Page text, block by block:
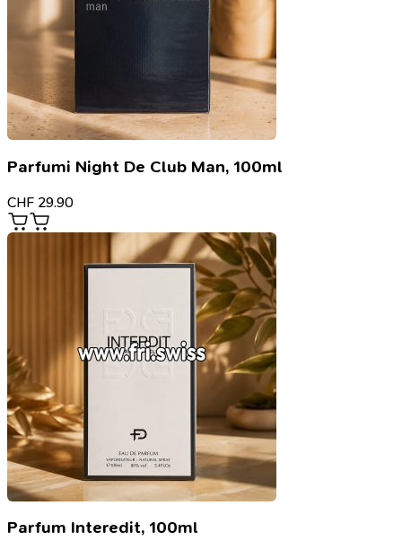
Parfumi Night De Club Man, 100ml
CHF 29.90
Parfum Interedit, 100ml